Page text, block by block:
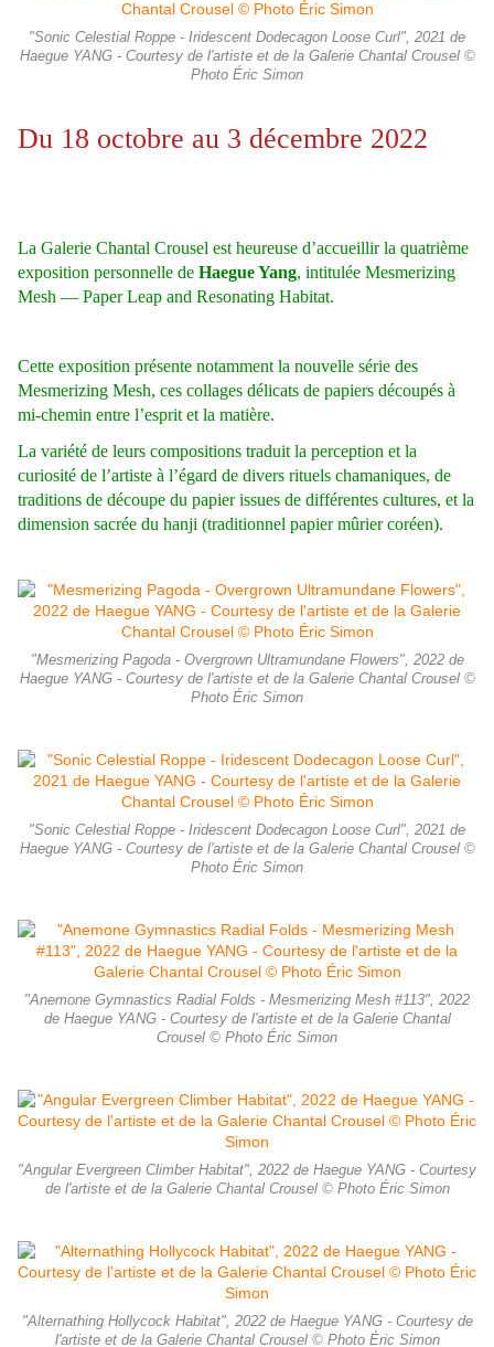
"Sonic Celestial Roppe - Iridescent Dodecagon Loose Curl", 2021 de
Haegue YANG - Courtesy de l'artiste et de la Galerie Chantal Crousel ©
Photo Éric Simon
Du 18 octobre au 3 décembre 2022
La Galerie Chantal Crousel est heureuse d’accueillir la quatrième
exposition personnelle de Haegue Yang, intitulée Mesmerizing
Mesh — Paper Leap and Resonating Habitat.
Cette exposition présente notamment la nouvelle série des
Mesmerizing Mesh, ces collages délicats de papiers découpés à
mi-chemin entre l’esprit et la matière.
La variété de leurs compositions traduit la perception et la
curiosité de l’artiste à l’égard de divers rituels chamaniques, de
traditions de découpe du papier issues de différentes cultures, et la
dimension sacrée du hanji (traditionnel papier mûrier coréen).
"Mesmerizing Pagoda - Overgrown Ultramundane Flowers", 2022 de
Haegue YANG - Courtesy de l'artiste et de la Galerie Chantal Crousel ©
Photo Éric Simon
"Sonic Celestial Roppe - Iridescent Dodecagon Loose Curl", 2021 de
Haegue YANG - Courtesy de l'artiste et de la Galerie Chantal Crousel ©
Photo Éric Simon
"Anemone Gymnastics Radial Folds - Mesmerizing Mesh #113", 2022
de Haegue YANG - Courtesy de l'artiste et de la Galerie Chantal
Crousel © Photo Éric Simon
"Angular Evergreen Climber Habitat", 2022 de Haegue YANG - Courtesy
de l'artiste et de la Galerie Chantal Crousel © Photo Éric Simon
"Alternathing Hollycock Habitat", 2022 de Haegue YANG - Courtesy de
l'artiste et de la Galerie Chantal Crousel © Photo Éric Simon